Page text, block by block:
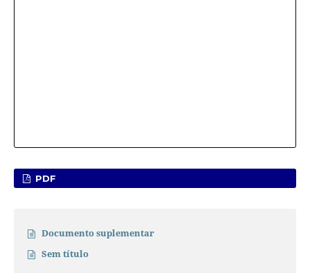
PDF
Documento suplementar
Sem título